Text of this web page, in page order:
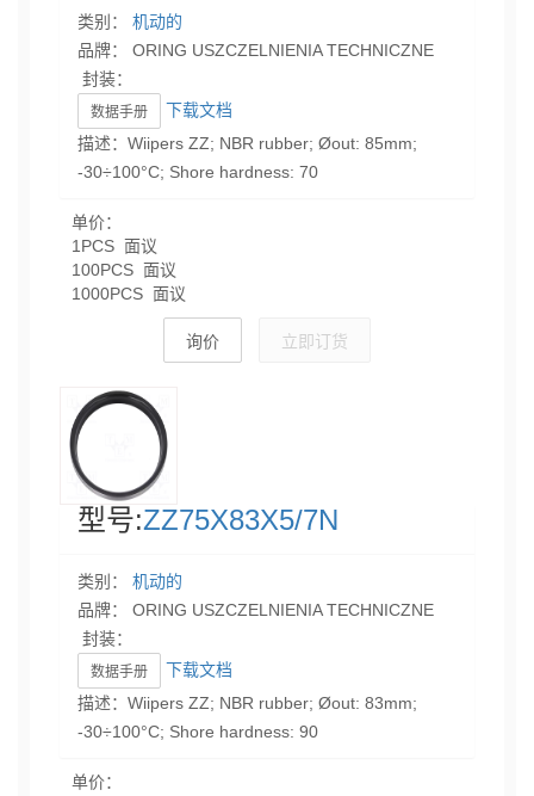
类别： 机动的
品牌： ORING USZCZELNIENIA TECHNICZNE
封装：
数据手册
下载文档
描述：Wiipers ZZ; NBR rubber; Øout: 85mm;
-30÷100°C; Shore hardness: 70
单价：
1PCS 面议
100PCS 面议
1000PCS 面议
询价 立即订货
型号:ZZ75X83X5/7N
类别： 机动的
品牌： ORING USZCZELNIENIA TECHNICZNE
封装：
数据手册
下载文档
描述：Wiipers ZZ; NBR rubber; Øout: 83mm;
-30÷100°C; Shore hardness: 90
单价：